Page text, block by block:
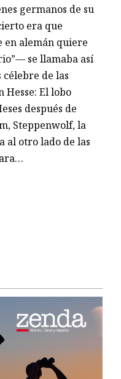
germanos de su
era que
alemán quiere
se llamaba así
célebre de las
Hesse: El lobo
después de
Steppenwolf, la
al otro lado de las